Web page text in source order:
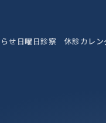
せ 日曜日診察 休診カレン